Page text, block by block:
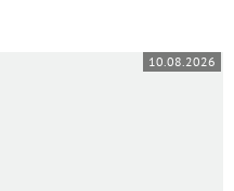
10.08.2026